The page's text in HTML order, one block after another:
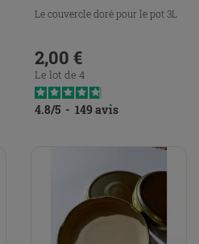
Le couvercle doré pour le pot 3L
Prix
2,00 €
Le lot de 4
4.8/5 - 149 avis